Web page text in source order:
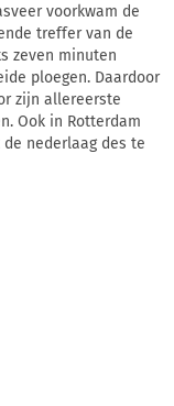
voorkwam de
treffer van de
zeven minuten
ploegen. Daardoor
zijn allereerste
Ook in Rotterdam
nederlaag des te